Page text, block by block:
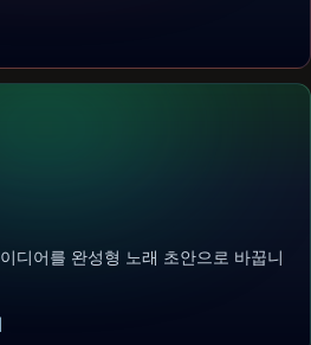
디어를 완성형 노래 초안으로 바꿉니